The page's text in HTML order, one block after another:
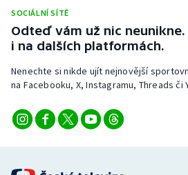
SOCIÁLNÍ SÍTĚ
Odteď vám už nic
i na dalších platformách.
Nenechte si nikde ujít nejnovější
na Facebooku, X, Instagramu, Threads či